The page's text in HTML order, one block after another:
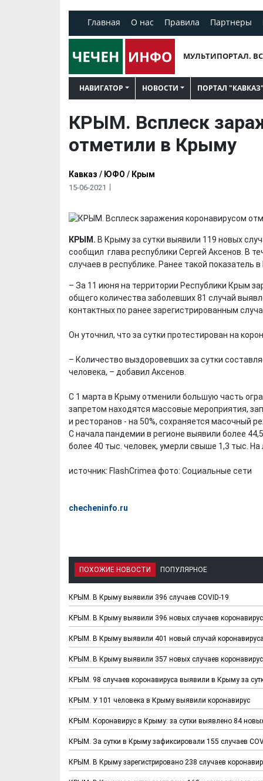
Главная О нас Правила Партнеры
МУЛЬТИПОРТАЛ.
НАВИГАТОР НОВОСТИ ПОРТАЛ "КАВКАЗ"
КРЫМ. Всплеск
отметили в Крыму
Кавказ / ЮФО / Крым
15-06-2021
КРЫМ. В Крыму за сутки выявили 119 новых
сообщил глава республики Сергей Аксенов. В
случаев в республике. Ранее такой показатель
– За 11 июня на территории Республики Крым
общего количества заболевших 81 случай
контактных по ранее зарегистрированным
Он уточнил, что за сутки протестирован на
– Количество выздоровевших за сутки
человека, – добавил Аксенов.
С 1 марта в Крыму отменили большую часть
запретом находятся массовые мероприятия,
и ресторанов - на 50%, сохраняется масочный
С начала пандемии в регионе выявили более
более 40 тыс. человек, умерли свыше 1,3 тыс.
источник: FlashCrimea фото: Социальные сети
checheninfo.ru
ПОХОЖИЕ НОВОСТИ ПОПУЛЯРНОЕ
КРЫМ. В Крыму выявили 396 случаев COVID-19
КРЫМ. В Крыму выявили 396 новых случаев
КРЫМ. В Крыму выявили 401 новый случай коронавируса
КРЫМ. В Крыму выявили 357 новых случаев
КРЫМ. 98 случаев коронавируса выявили в Крыму за
КРЫМ. У 101 человека в Крыму выявили коронавирус
КРЫМ. Коронавирус в Крыму: за сутки выявлено 84
КРЫМ. За сутки в Крыму зафиксировали 155 случаев
КРЫМ. В Крыму зарегистрировано 238 случаев